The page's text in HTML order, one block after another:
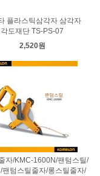
플라스틱삼각자 삼각자
각도재단 TS-PS-07
2,520원
자/KMC-1600N/팬텀스틸/
팬텀스틸줄자/롱스틸줄자/